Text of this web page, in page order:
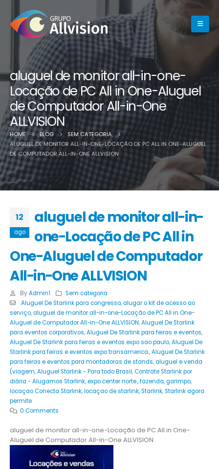
aluguel de monitor all-in-one-
Locação de PC All in One-Aluguel
de Computador All-in-One
ALLVISION
HOME BLOG
SEM CATEGORIA
ALUGUEL DE MONITOR ALL-IN-ONE-LOCAÇÃO DE PC ALL IN ONE-ALUGUEL
DE COMPUTADOR ALL-IN-ONE ALLVISION
12
ago
aluguel de monitor all-in-
one-Locação de PC All in
One-Aluguel de Computador
All-in-One ALLVISION
By Admin1
Sem categoria
.Aluguel De Starlink para congresso,alugar o kit de acesso ao
serviço,aluguel de monitor all-in-one-Locação de PC All in One-
Aluguel de Computador All-in-One ALLVISION,Aluguel De Starlink
para eventos corporativos,Aluguel De Starlink para feiras e eventos,
Aluguel De Starlink para feiras e eventos expo sao paulo,Aluguel De
Starlink para feiras e eventos expo transamerica.,Aluguel De Starlink
para feiras e eventos para montadoras de stands,aluguel e venda
(viagem,Aluguel Starlink - Para todo Brasil,Contrate Starlink por
diária - Alugamos Starlink,expo center norte.,fazenda,garimpo,
locaçao Conecta Starlink,locaçao de starlink,Starlink,Starlink agora
permite
0 Comments
aluguel de monitor all-in-one-Locação de PC All in One-
Aluguel de Computador All-in-One ALLVISION